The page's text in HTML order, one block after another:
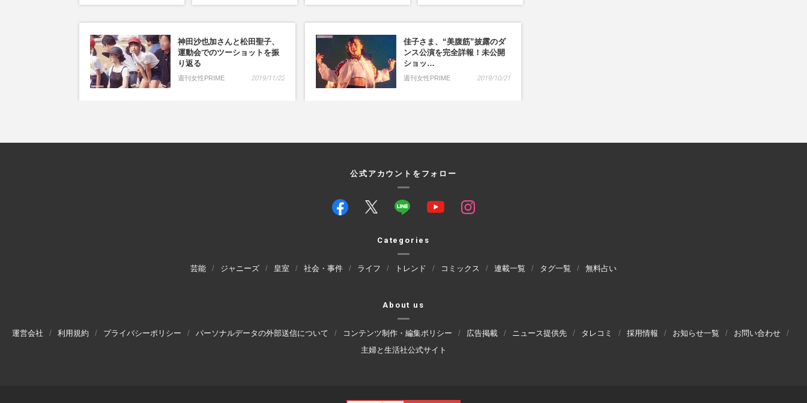
神田沙也加さんと松田聖子、
運動会でのツーショットを振
り返る
週刊女性PRIME 2019/11/22
佳子さま、“美腹筋”披露のダ
ンス公演を完全詳報！未公開
ショッ…
週刊女性PRIME 2019/10/21
公式アカウントをフォロー
Categories
芸能 ジャニーズ 皇室 社会・事件 ライフ トレンド コミックス 連載一覧 タグ一覧 無料占い
About us
運営会社 利用規約 プライバシーポリシー パーソナルデータの外部送信について コンテンツ制作・編集ポリシー 広告掲載 ニュース提供先 タレコミ 採用情報 お知らせ一覧
お問い合わせ
主婦と生活社公式サイト